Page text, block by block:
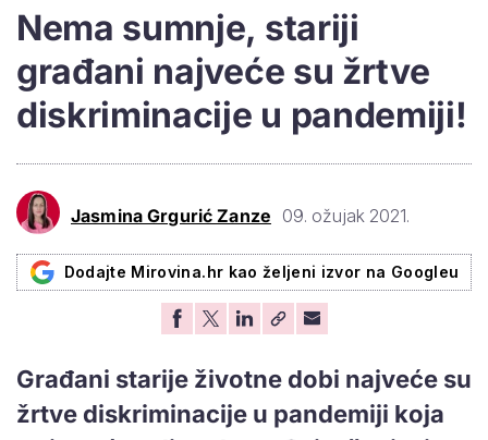
Nema sumnje, stariji
građani najveće su žrtve
diskriminacije u pandemiji!
Jasmina Grgurić Zanze 09. ožujak 2021.
Dodajte Mirovina.hr kao željeni izvor na Googleu
Građani starije životne dobi najveće su
žrtve diskriminacije u pandemiji koja